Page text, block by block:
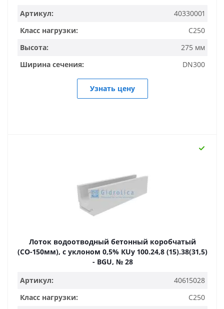
Артикул:
40330001
Класс нагрузки:
C250
Высота:
275 мм
Ширина сечения:
DN300
Узнать цену
Лоток водоотводный бетонный коробчатый
(СО-150мм), с уклоном 0,5% КUу 100.24,8 (15).38(31,5)
- BGU, № 28
Артикул:
40615028
Класс нагрузки:
C250